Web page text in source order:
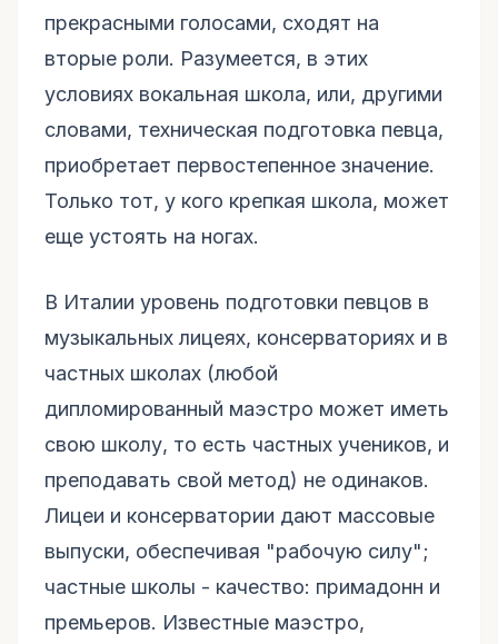
прекрасными голосами, сходят на
вторые роли. Разумеется, в этих
условиях вокальная школа, или, другими
словами, техническая подготовка певца,
приобретает первостепенное значение.
Только тот, у кого крепкая школа, может
еще устоять на ногах.
В Италии уровень подготовки певцов в
музыкальных лицеях, консерваториях и в
частных школах (любой
дипломированный маэстро может иметь
свою школу, то есть частных учеников, и
преподавать свой метод) не одинаков.
Лицеи и консерватории дают массовые
выпуски, обеспечивая "рабочую силу";
частные школы - качество: примадонн и
премьеров. Известные маэстро,